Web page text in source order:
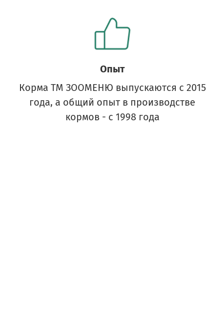
Опыт
Корма ТМ ЗООМЕНЮ выпускаются с 2015
года, а общий опыт в производстве
кормов - с 1998 года